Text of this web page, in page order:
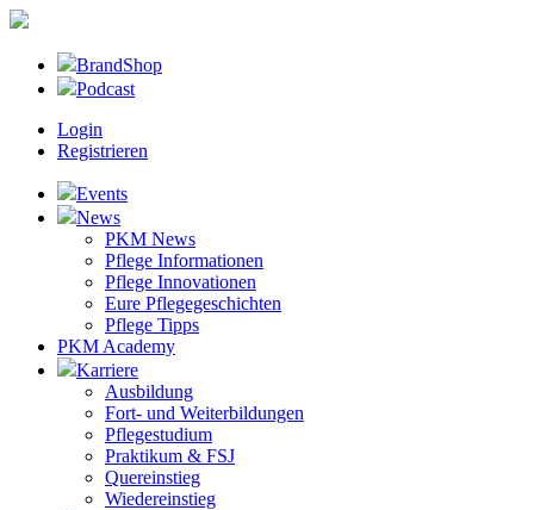
BrandShop
Podcast
Login
Registrieren
Events
News
PKM News
Pflege Informationen
Pflege Innovationen
Eure Pflegegeschichten
Pflege Tipps
PKM Academy
Karriere
Ausbildung
Fort- und Weiterbildungen
Pflegestudium
Praktikum & FSJ
Quereinstieg
Wiedereinstieg